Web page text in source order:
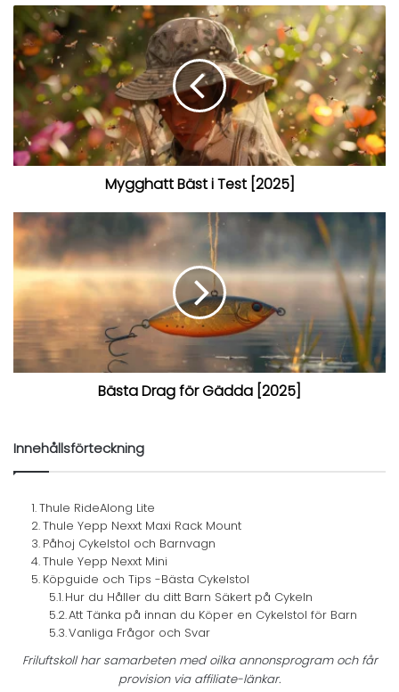
Mygghatt Bäst i Test [2025]
Bästa Drag för Gädda [2025]
Innehållsförteckning
Thule RideAlong Lite
Thule Yepp Nexxt Maxi Rack Mount
Påhoj Cykelstol och Barnvagn
Thule Yepp Nexxt Mini
Köpguide och Tips -Bästa Cykelstol
Hur du Håller du ditt Barn Säkert på Cykeln
Att Tänka på innan du Köper en Cykelstol för Barn
Vanliga Frågor och Svar
Friluftskoll har samarbeten med oilka annonsprogram och får
provision via affiliate-länkar.